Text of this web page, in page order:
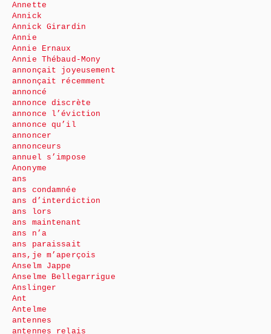
Annette
Annick
Annick Girardin
Annie
Annie Ernaux
Annie Thébaud-Mony
annonçait joyeusement
annonçait récemment
annoncé
annonce discrète
annonce l’éviction
annonce qu’il
annoncer
annonceurs
annuel s’impose
Anonyme
ans
ans condamnée
ans d’interdiction
ans lors
ans maintenant
ans n’a
ans paraissait
ans,je m’aperçois
Anselm Jappe
Anselme Bellegarrigue
Anslinger
Ant
Antelme
antennes
antennes relais